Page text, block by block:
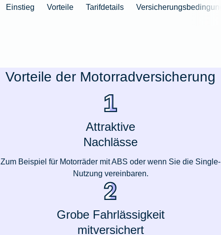
Einstieg Vorteile Tarifdetails
Vorteile der Motorradversicherung
Attraktive
Nachlässe
Zum Beispiel für Motorräder mit ABS oder wenn Sie die Single-
Nutzung vereinbaren.
Grobe Fahrlässigkeit
mitversichert